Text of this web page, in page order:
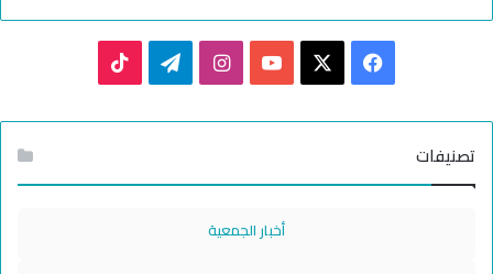
Facebook
YouTube
Instagram
Telegram
تصنيفات
أخبار الجمعية